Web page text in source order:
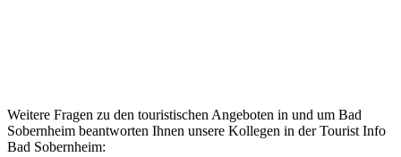
Weitere Fragen zu den touristischen Angeboten in und um Bad
Sobernheim beantworten Ihnen unsere Kollegen in der Tourist Info
Bad Sobernheim: